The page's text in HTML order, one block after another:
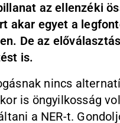
az ellenzéki
akar egyet a
De az
is.
nincs
is öngyilkosság
a NER-t.